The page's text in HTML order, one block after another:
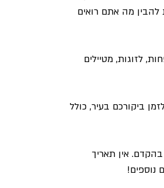
להבין מה אתם רואים
לזוגות, מטיילים
ביקורכם בעיר, כולל
בהקדם. אין תאריך
נוספים!